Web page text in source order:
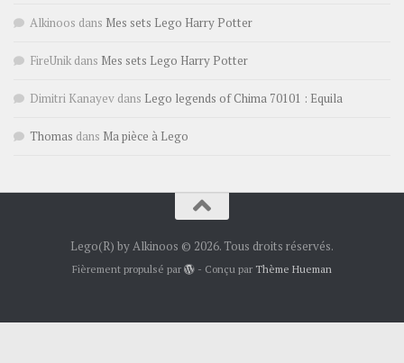
Alkinoos dans Mes sets Lego Harry Potter
FireUnik dans Mes sets Lego Harry Potter
Dimitri Kanayev dans Lego legends of Chima 70101 : Equila
Thomas dans Ma pièce à Lego
Lego(R) by Alkinoos © 2026. Tous droits réservés.
Fièrement propulsé par - Conçu par Thème Hueman